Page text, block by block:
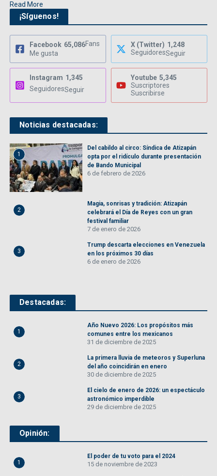
Read More
¡Síguenos!
Facebook 65,086Fans
Me gusta
X (Twitter) 1,248
SeguidoresSeguir
Instagram 1,345
SeguidoresSeguir
Youtube 5,345
Suscriptores
Suscribirse
Noticias destacadas:
1
Del cabildo al circo: Síndica de Atizapán
opta por el ridículo durante presentación
de Bando Municipal
6 de febrero de 2026
2
Magia, sonrisas y tradición: Atizapán
celebrará el Día de Reyes con un gran
festival familiar
7 de enero de 2026
3
Trump descarta elecciones en Venezuela
en los próximos 30 días
6 de enero de 2026
Destacadas:
1
Año Nuevo 2026: Los propósitos más
comunes entre los mexicanos
31 de diciembre de 2025
2
La primera lluvia de meteoros y Superluna
del año coincidirán en enero
30 de diciembre de 2025
3
El cielo de enero de 2026: un espectáculo
astronómico imperdible
29 de diciembre de 2025
Opinión:
1
El poder de tu voto para el 2024
15 de noviembre de 2023